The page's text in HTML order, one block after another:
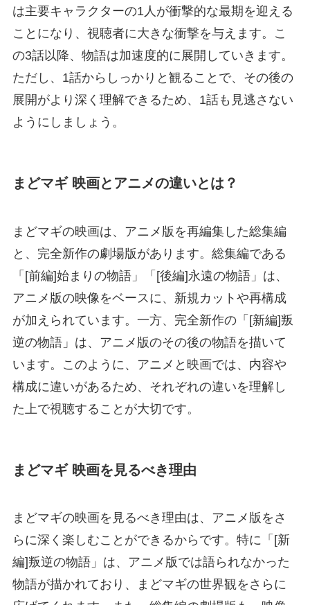
は主要キャラクターの1人が衝撃的な最期を迎える
ことになり、視聴者に大きな衝撃を与えます。こ
の3話以降、物語は加速度的に展開していきます。
ただし、1話からしっかりと観ることで、その後の
展開がより深く理解できるため、1話も見逃さない
ようにしましょう。
まどマギ 映画とアニメの違いとは？
まどマギの映画は、アニメ版を再編集した総集編
と、完全新作の劇場版があります。総集編である
「[前編]始まりの物語」「[後編]永遠の物語」は、
アニメ版の映像をベースに、新規カットや再構成
が加えられています。一方、完全新作の「[新編]叛
逆の物語」は、アニメ版のその後の物語を描いて
います。このように、アニメと映画では、内容や
構成に違いがあるため、それぞれの違いを理解し
た上で視聴することが大切です。
まどマギ 映画を見るべき理由
まどマギの映画を見るべき理由は、アニメ版をさ
らに深く楽しむことができるからです。特に「[新
編]叛逆の物語」は、アニメ版では語られなかった
物語が描かれており、まどマギの世界観をさらに